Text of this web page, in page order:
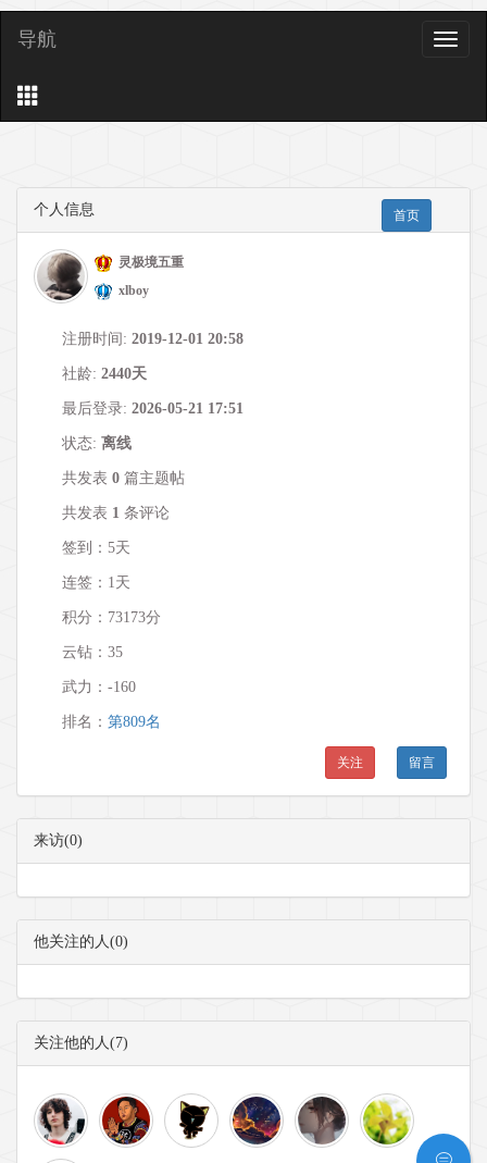
导
导航
个人信息 首页
灵极境五重
xlboy
注册时间: 2019-12-01 20:58
社龄: 2440天
最后登录: 2026-05-21 17:51
状态: 离线
共发表 0 篇主题帖
共发表 1 条评论
签到：5天
连签：1天
积分：73173分
云钻：35
武力： -160
排名： 第809名
留言
关注
来访(0)
他关注的人(0)
关注他的人(7)